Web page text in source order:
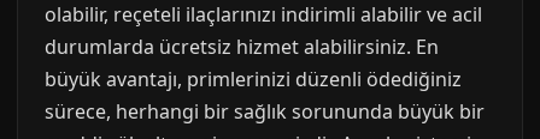
olabilir, reçeteli ilaçlarınızı indirimli alabilir ve acil
durumlarda ücretsiz hizmet alabilirsiniz. En
büyük avantajı, primlerinizi düzenli ödediğiniz
sürece, herhangi bir sağlık sorununda büyük bir